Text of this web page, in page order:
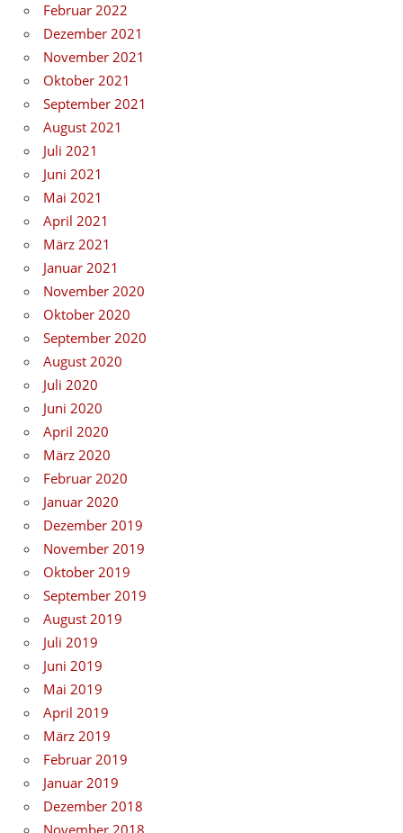
Februar 2022
Dezember 2021
November 2021
Oktober 2021
September 2021
August 2021
Juli 2021
Juni 2021
Mai 2021
April 2021
März 2021
Januar 2021
November 2020
Oktober 2020
September 2020
August 2020
Juli 2020
Juni 2020
April 2020
März 2020
Februar 2020
Januar 2020
Dezember 2019
November 2019
Oktober 2019
September 2019
August 2019
Juli 2019
Juni 2019
Mai 2019
April 2019
März 2019
Februar 2019
Januar 2019
Dezember 2018